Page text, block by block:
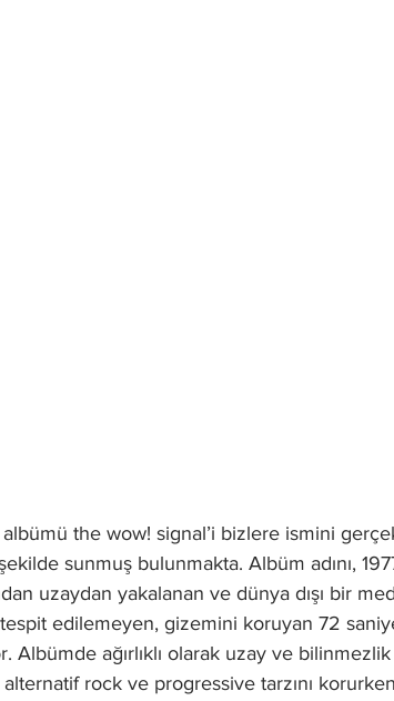
the wow! signal’i bizlere ismini
sunmuş bulunmakta. Albüm adını,
uzaydan yakalanan ve dünya dışı bir
edilemeyen, gizemini koruyan 72
Albümde ağırlıklı olarak uzay ve
alternatif rock ve progressive tarzını